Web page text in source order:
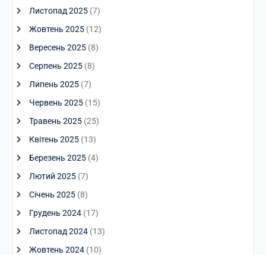
Листопад 2025(7)
Жовтень 2025(12)
Вересень 2025(8)
Серпень 2025(8)
Липень 2025(7)
Червень 2025(15)
Травень 2025(25)
Квітень 2025(13)
Березень 2025(4)
Лютий 2025(7)
Січень 2025(8)
Грудень 2024(17)
Листопад 2024(13)
Жовтень 2024(10)